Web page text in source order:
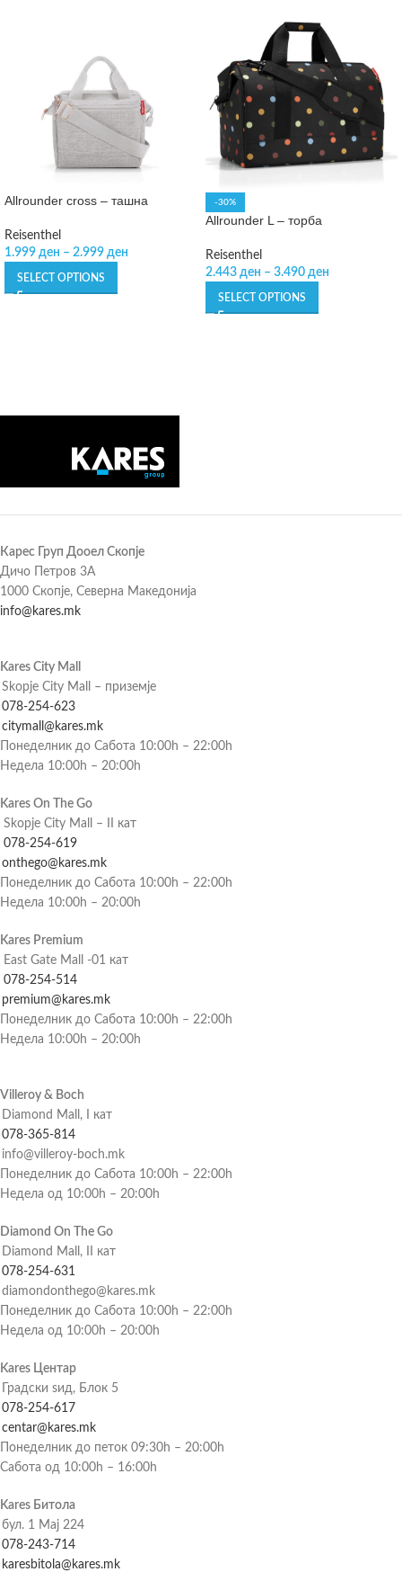
Allrounder cross – ташна
Reisenthel
1.999 ден – 2.999 ден
SELECT OPTIONS
-30%
Allrounder L – торба
Reisenthel
2.443 ден – 3.490 ден
SELECT OPTIONS
Карес Груп Дооел Скопје
Дичо Петров 3А
1000 Скопје, Северна Македонија
info@kares.mk
Kares City Mall
Skopje City Mall – приземје
078-254-623
citymall@kares.mk
Понеделник до Сабота 10:00h – 22:00h
Недела 10:00h – 20:00h
Kares On The Go
Skopje City Mall – II кат
078-254-619
onthego@kares.mk
Понеделник до Сабота 10:00h – 22:00h
Недела 10:00h – 20:00h
Kares Premium
East Gate Mall -01 кат
078-254-514
premium@kares.mk
Понеделник до Сабота 10:00h – 22:00h
Недела 10:00h – 20:00h
Villeroy & Boch
Diamond Mall, I кат
078-365-814
info@villeroy-boch.mk
Понеделник до Сабота 10:00h – 22:00h
Недела од 10:00h – 20:00h
Diamond On The Go
Diamond Mall, II кат
078-254-631
diamondonthego@kares.mk
Понеделник до Сабота 10:00h – 22:00h
Недела од 10:00h – 20:00h
Kares Центар
Градски ѕид, Блок 5
078-254-617
centar@kares.mk
Понеделник до петок 09:30h – 20:00h
Сабота од 10:00h – 16:00h
Kares Битола
бул. 1 Мај 224
078-243-714
karesbitola@kares.mk